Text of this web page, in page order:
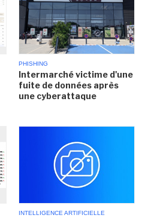
PHISHING
Intermarché victime d'une
fuite de données après
une cyberattaque
INTELLIGENCE ARTIFICIELLE